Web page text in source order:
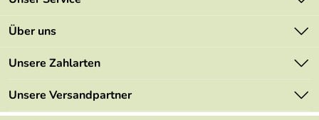
Kontakt
Mehrwertsteuerfrei
Retourenportal
Über uns
Marken
Angebote
Unsere Zahlarten
Unsere Versandpartner